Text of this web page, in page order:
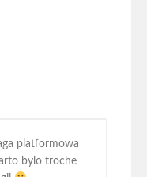
platformowa
bylo troche